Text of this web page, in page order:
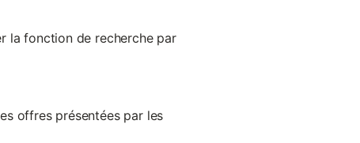
la fonction de recherche par
offres présentées par les